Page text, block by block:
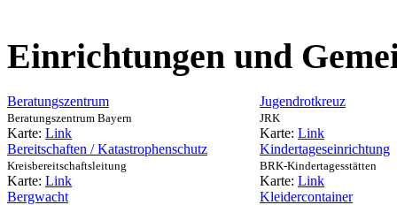
Einrichtungen und
Beratungszentrum
Beratungszentrum Bayern
Karte: Link
Jugendrotkreuz
JRK
Karte: Link
Bereitschaften / Katastrophenschutz
Kreisbereitschaftsleitung
Karte: Link
Kindertageseinrichtung
BRK-Kindertagesstätten
Karte: Link
Bergwacht
Kleidercontainer